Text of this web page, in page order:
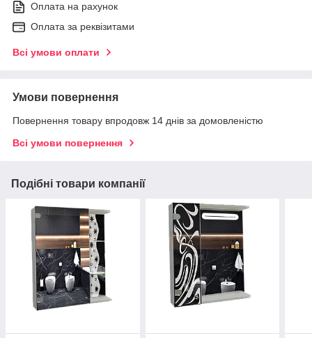
Оплата на рахунок
Оплата за реквізитами
Всі умови оплати
Умови повернення
Повернення товару впродовж 14 днів за домовленістю
Всі умови повернення
Подібні товари компанії